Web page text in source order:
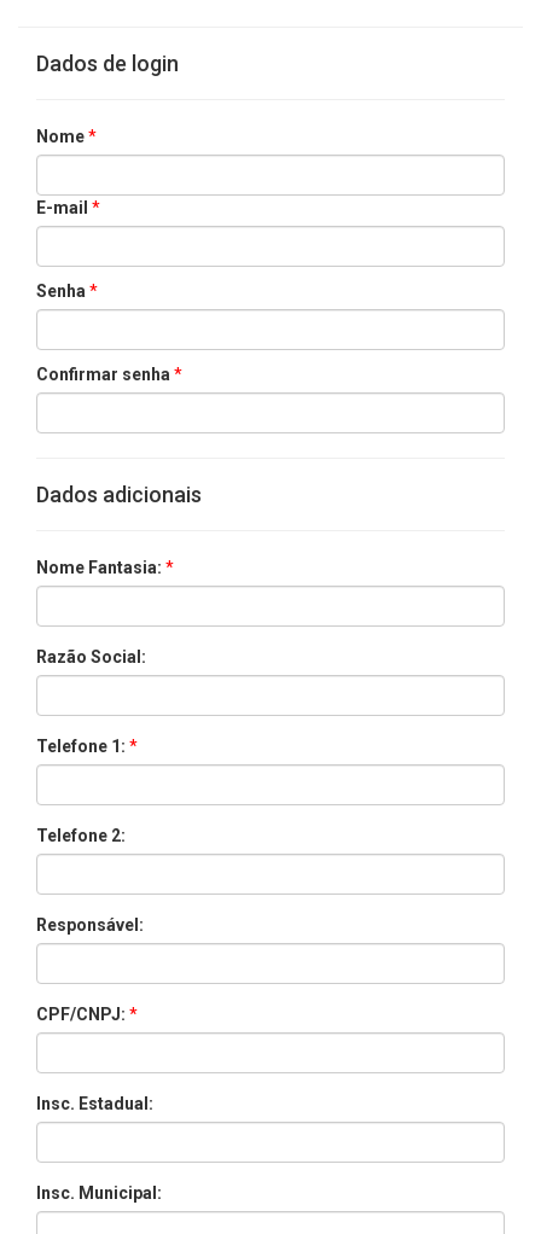
Dados de login
Nome*
E-mail *
Senha *
Confirmar senha *
Dados adicionais
Nome Fantasia: *
Razão Social:
Telefone 1: *
Telefone 2:
Responsável:
CPF/CNPJ: *
Insc. Estadual:
Insc. Municipal: